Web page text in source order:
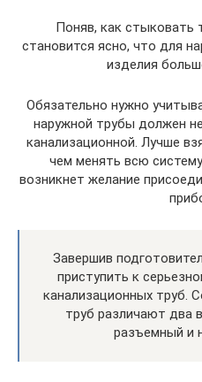
Поняв, как стыковать
становится ясно, что для
изделия
Обязательно нужно
наружной трубы должен
канализационной. Лучше
чем менять всю
возникнет желание
Завершив
приступить к
канализационных труб.
труб различают два
разъемный и